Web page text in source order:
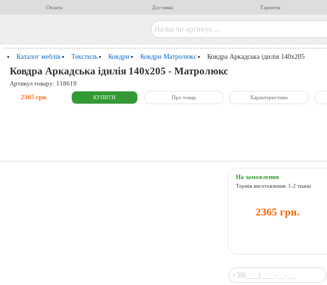
Оплата Доставка Гарантія
Каталог меблів Текстиль Ковдри Ковдри Матролюкс Ковдра Аркадська ідилія 140x205
Ковдра Аркадська ідилія 140x205 - Матролюкс
Артикул товару: 118619
2365 грн. Про товар Характеристики
На замовлення
Термін виготовлення: 1-2 тижні
2365 грн.